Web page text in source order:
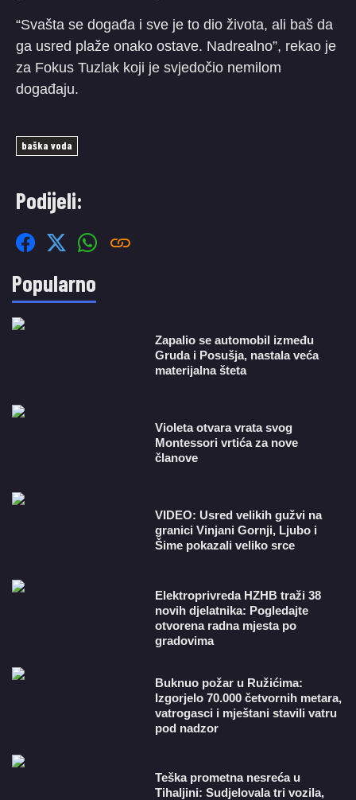
“Svašta se događa i sve je to dio života, ali baš da
ga usred plaže onako ostave. Nadrealno”, rekao je
za Fokus Tuzlak koji je svjedočio nemilom
događaju.
baška voda
Podijeli:
Popularno
Zapalio se automobil između
Gruda i Posušja, nastala veća
materijalna šteta
Violeta otvara vrata svog
Montessori vrtića za nove
članove
VIDEO: Usred velikih gužvi na
granici Vinjani Gornji, Ljubo i
Šime pokazali veliko srce
​Elektroprivreda HZHB traži 38
novih djelatnika: Pogledajte
otvorena radna mjesta po
gradovima
Buknuo požar u Ružićima:
Izgorjelo 70.000 četvornih metara,
vatrogasci i mještani stavili vatru
pod nadzor
Teška prometna nesreća u
Tihaljini: Sudjelovala tri vozila,